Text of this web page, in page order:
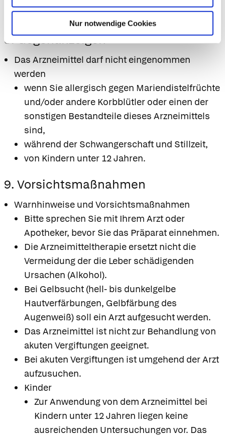
Nur notwendige Cookies
Leber geschädigt werden kann.
8. Gegenanzeigen
Das Arzneimittel darf nicht eingenommen
werden
wenn Sie allergisch gegen Mariendistelfrüchte
und/oder andere Korbblütler oder einen der
sonstigen Bestandteile dieses Arzneimittels
sind,
während der Schwangerschaft und Stillzeit,
von Kindern unter 12 Jahren.
9. Vorsichtsmaßnahmen
Warnhinweise und Vorsichtsmaßnahmen
Bitte sprechen Sie mit Ihrem Arzt oder
Apotheker, bevor Sie das Präparat einnehmen.
Die Arzneimitteltherapie ersetzt nicht die
Vermeidung der die Leber schädigenden
Ursachen (Alkohol).
Bei Gelbsucht (hell- bis dunkelgelbe
Hautverfärbungen, Gelbfärbung des
Augenweiß) soll ein Arzt aufgesucht werden.
Das Arzneimittel ist nicht zur Behandlung von
akuten Vergiftungen geeignet.
Bei akuten Vergiftungen ist umgehend der Arzt
aufzusuchen.
Kinder
Zur Anwendung von dem Arzneimittel bei
Kindern unter 12 Jahren liegen keine
ausreichenden Untersuchungen vor. Das